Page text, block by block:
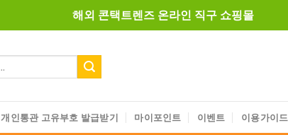
해외 콘택트렌즈 온라인 직구 쇼핑몰
개인통관 고유부호 발급받기 마이포인트 이벤트 이용가이드